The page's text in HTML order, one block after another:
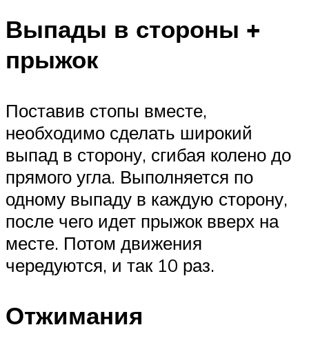
Выпады в стороны +
прыжок
Поставив стопы вместе,
необходимо сделать широкий
выпад в сторону, сгибая колено до
прямого угла. Выполняется по
одному выпаду в каждую сторону,
после чего идет прыжок вверх на
месте. Потом движения
чередуются, и так 10 раз.
Отжимания